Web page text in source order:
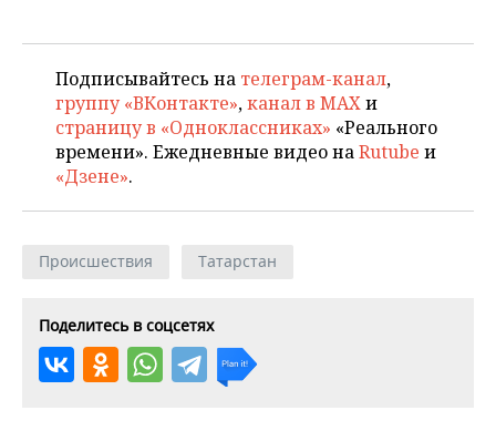
Подписывайтесь на телеграм-канал,
группу «ВКонтакте»,канал в MAXи
страницу в «Одноклассниках» «Реального
времени». Ежедневные видео наRutube и
«Дзене».
Происшествия Татарстан
Поделитесь в соцсетях